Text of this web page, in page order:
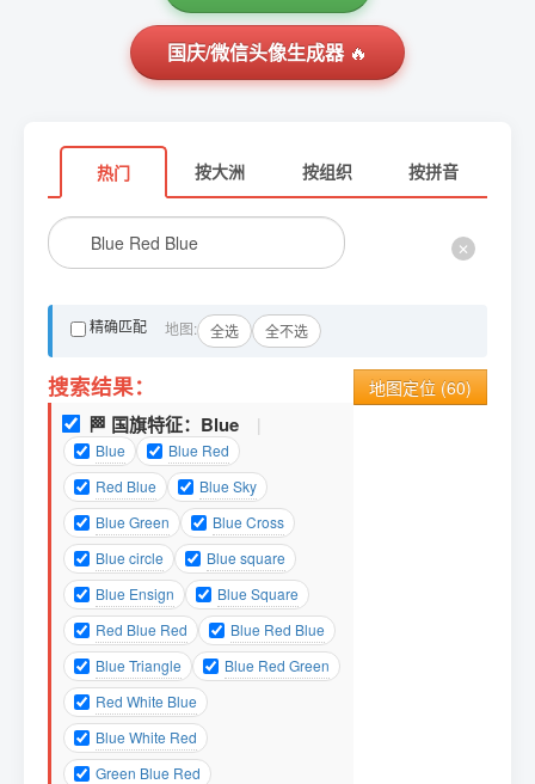
国庆/微信头像生成器🔥
热门 按大洲 按组织 按拼音
✕
精确匹配 地图: 全选 全不选
地图定位 (60)
搜索结果：
🏁 国旗特征： Blue |
Blue
Blue Red
Red Blue
Blue Sky
Blue Green
Blue Cross
Blue circle
Blue square
Blue Ensign
Blue Square
Red Blue Red
Blue Red Blue
Blue Triangle
Blue Red Green
Red White Blue
Blue White Red
Green Blue Red